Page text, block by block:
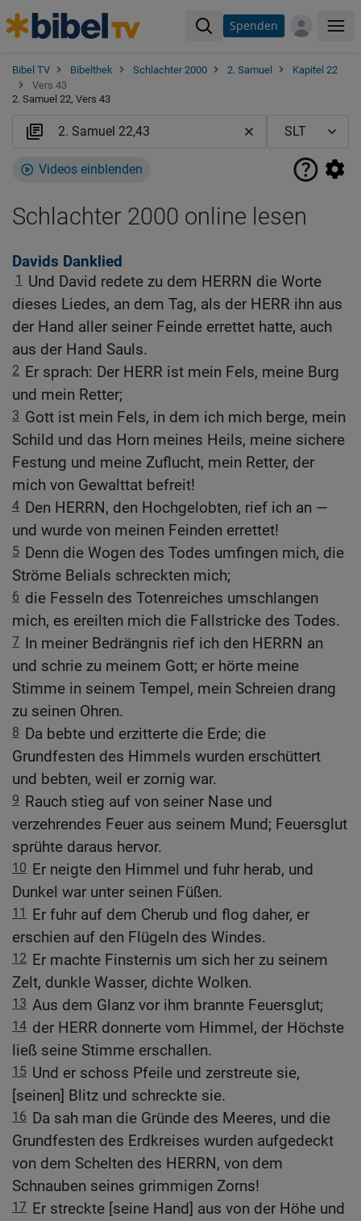
Spenden
Bibel TV Bibelthek Schlachter 2000 2. Samuel
Kapitel 22
Vers 43
2. Samuel 22, Vers 43
Videos einblenden
Schlachter 2000 online lesen
Davids Danklied
1
Und David redete zu dem HERRN die Worte
dieses Liedes, an dem Tag, als der HERR ihn aus
der Hand aller seiner Feinde errettet hatte, auch
aus der Hand Sauls.
2 Er sprach: Der HERR ist mein Fels, meine Burg
und mein Retter;
3 Gott ist mein Fels, in dem ich mich berge, mein
Schild und das Horn meines Heils, meine sichere
Festung und meine Zuflucht, mein Retter, der
mich von Gewalttat befreit!
4 Den HERRN, den Hochgelobten, rief ich an —
und wurde von meinen Feinden errettet!
5 Denn die Wogen des Todes umfingen mich, die
Ströme Belials schreckten mich;
6 die Fesseln des Totenreiches umschlangen
mich, es ereilten mich die Fallstricke des Todes.
7 In meiner Bedrängnis rief ich den HERRN an
und schrie zu meinem Gott; er hörte meine
Stimme in seinem Tempel, mein Schreien drang
zu seinen Ohren.
8 Da bebte und erzitterte die Erde; die
Grundfesten des Himmels wurden erschüttert
und bebten, weil er zornig war.
9 Rauch stieg auf von seiner Nase und
verzehrendes Feuer aus seinem Mund; Feuersglut
sprühte daraus hervor.
10 Er neigte den Himmel und fuhr herab, und
Dunkel war unter seinen Füßen.
11
Er fuhr auf dem Cherub und flog daher, er
erschien auf den Flügeln des Windes.
12 Er machte Finsternis um sich her zu seinem
Zelt, dunkle Wasser, dichte Wolken.
13 Aus dem Glanz vor ihm brannte Feuersglut;
14 der HERR donnerte vom Himmel, der Höchste
ließ seine Stimme erschallen.
15 Und er schoss Pfeile und zerstreute sie,
[seinen] Blitz und schreckte sie.
16 Da sah man die Gründe des Meeres, und die
Grundfesten des Erdkreises wurden aufgedeckt
von dem Schelten des HERRN, von dem
Schnauben seines grimmigen Zorns!
17 Er streckte [seine Hand] aus von der Höhe und